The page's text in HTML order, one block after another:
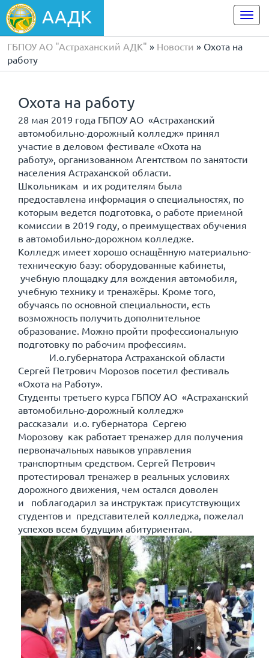
ААДК
ГБПОУ АО "Астраханский АДК" » Новости » Охота на
работу
Охота на работу
28 мая 2019 года ГБПОУ АО «Астраханский
автомобильно-дорожный колледж» принял
участие в деловом фестивале «Охота на
работу», организованном Агентством по занятости
населения Астраханской области.
Школьникам и их родителям была
предоставлена информация о специальностях, по
которым ведется подготовка, о работе приемной
комиссии в 2019 году, о преимуществах обучения
в автомобильно-дорожном колледже.
Колледж имеет хорошо оснащённую материально-
техническую базу: оборудованные кабинеты,
учебную площадку для вождения автомобиля,
учебную технику и тренажёры. Кроме того,
обучаясь по основной специальности, есть
возможность получить дополнительное
образование. Можно пройти профессиональную
подготовку по рабочим профессиям.
И.о.губернатора Астраханской области
Сергей Петрович Морозов посетил фестиваль
«Охота на Работу».
Студенты третьего курса ГБПОУ АО «Астраханский
автомобильно-дорожный колледж»
рассказали и.о. губернатора Сергею
Морозову как работает тренажер для получения
первоначальных навыков управления
транспортным средством. Сергей Петрович
протестировал тренажер в реальных условиях
дорожного движения, чем остался доволен
и поблагодарил за инструктаж присутствующих
студентов и представителей колледжа, пожелал
успехов всем будущим абитуриентам.